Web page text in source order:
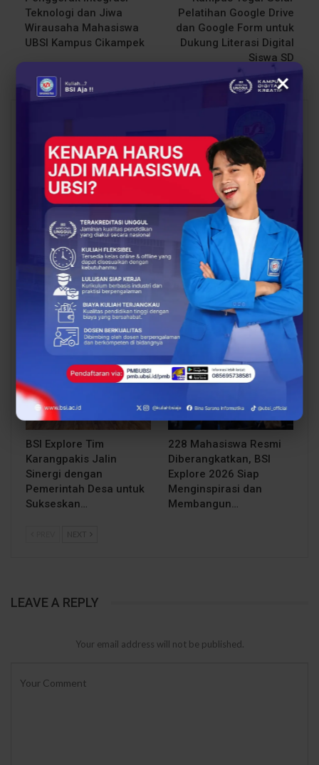
Teknologi dan Jiwa
Wirausaha Mahasiswa
UBSI Kampus Cikampek
Pelatihan Google Drive
dan Google Form untuk
Dukung Literasi Digital
Siswa SD
BERITA
Dosen Pembimbing
Lapangan Dampingi
Keberangkatan
Mahasiswa UBSI Solo ke
Posko BSI…
BERITA
Dosen Pembimbing
Lapangan Dampingi
Keberangkatan
Mahasiswa UBSI Solo ke
Posko BSI…
BERITA
BSI Explore Tim
Karangpakis Jalin
Sinergi dengan
Pemerintah Desa untuk
Sukseskan…
BERITA
228 Mahasiswa Resmi
Diberangkatkan, BSI
Explore 2026 Siap
Menginspirasi dan
Membangun…
NEXT
LEAVE A REPLY
Your email address will not be published.
×